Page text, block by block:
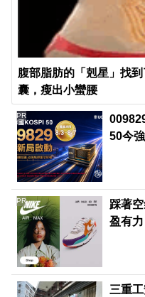
腹部脂肪的「剋星」找
囊，瘦出小蠻腰
50今
PR
踩著
盈有力
PR
三重